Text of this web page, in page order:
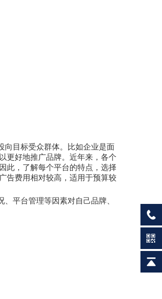
向目标受众群体。比如企业是面
更好地推广品牌。近年来，各个
此，了解每个平台的特点，选择
告费用相对较高，适用于预算较
平台管理等因素对自己品牌、